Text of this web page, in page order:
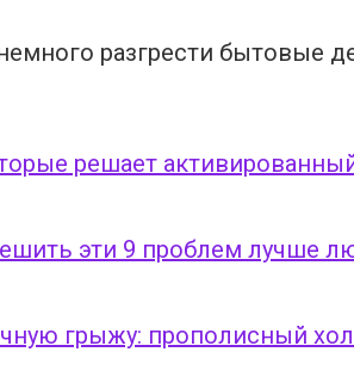
разгрести бытовые
решает активированный
эти 9 проблем лучше
грыжу: прополисный